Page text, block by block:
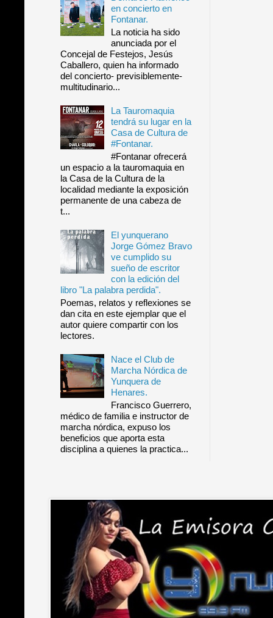
en concierto en
Fontanar.
La noticia ha sido
anunciada por el
Concejal de Festejos, Jesús
Caballero, quien ha informado
del concierto- previsiblemente-
multitudinario...
La Tauromaquia
tendrá su lugar en la
Casa de Cultura de
#Fontanar.
#Fontanar ofrecerá
un espacio a la tauromaquia en
la Casa de la Cultura de la
localidad mediante la exposición
permanente de una cabeza de
t...
El yunquerano
Jorge Gómez Bravo
ve cumplido su
sueño de escritor
con la edición del
libro "La palabra perdida".
Poemas, relatos y reflexiones se
dan cita en este ejemplar que el
autor quiere compartir con los
lectores.
Nace el Club de
Marcha Nórdica de
Yunquera de
Henares.
Francisco Guerrero,
médico de familia e instructor de
marcha nórdica, expuso los
beneficios que aporta esta
disciplina a quienes la practica...